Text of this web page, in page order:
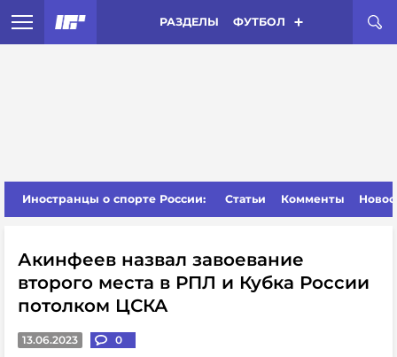
РАЗДЕЛЫ ФУТБОЛ
Иностранцы о спорте России: Статьи Комменты
Акинфеев назвал завоевание
второго места в РПЛ и Кубка России
потолком ЦСКА
13.06.2023 0